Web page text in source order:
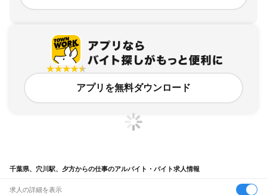
アプリを無料ダウンロード
千葉県、穴川駅、夕方からの仕事のアルバイト・バイト求人情報
求人の詳細を表示